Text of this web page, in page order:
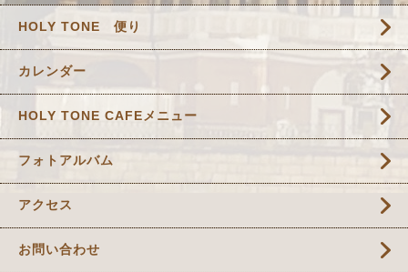
HOLY TONE 便り
カレンダー
HOLY TONE CAFEメニュー
フォトアルバム
アクセス
お問い合わせ